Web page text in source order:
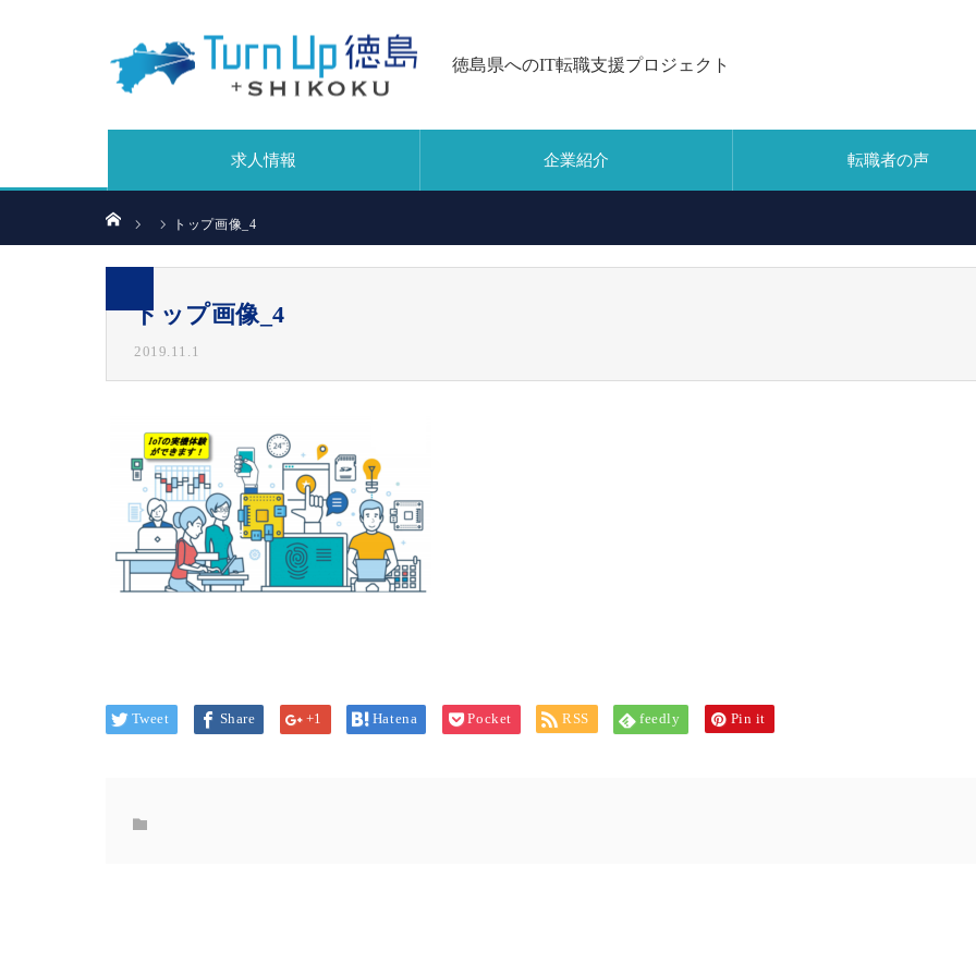
徳島県へのIT転職支援プロジェクト
求人情報 企業紹介 転職者の声
ホーム トップ画像_4
トップ画像_4
2019.11.1
Tweet Share +1 Hatena Pocket RSS feedly Pin it